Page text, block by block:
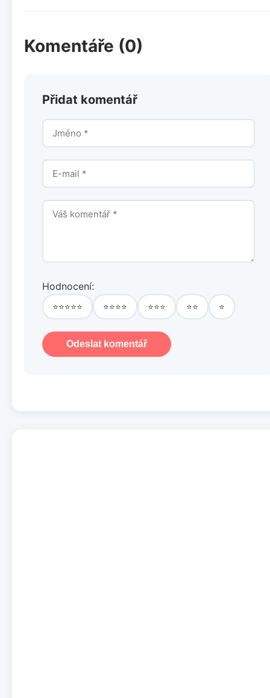
Komentáře (0)
Přidat komentář
Hodnocení:
⭐⭐⭐⭐⭐ ⭐⭐⭐⭐ ⭐⭐⭐ ⭐⭐ ⭐
Odeslat komentář